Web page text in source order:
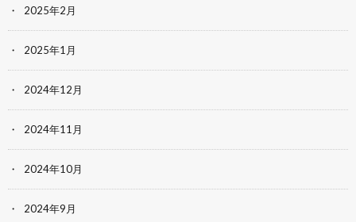
2025年2月
2025年1月
2024年12月
2024年11月
2024年10月
2024年9月